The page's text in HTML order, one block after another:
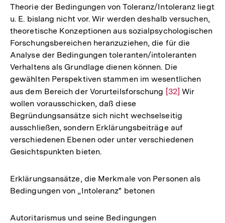
Theorie der Bedingungen von Toleranz/Intoleranz liegt
u. E. bislang nicht vor. Wir werden deshalb versuchen,
theoretische Konzeptionen aus sozialpsychologischen
Forschungsbereichen heranzuziehen, die für die
Analyse der Bedingungen toleranten/intoleranten
Verhaltens als Grundlage dienen können. Die
gewählten Perspektiven stammen im wesentlichen
aus dem Bereich der Vorurteilsforschung Zur
der
Fußnote
[32] Wir
wollen vorausschicken, daß diese
Begründungsansätze sich nicht wechselseitig
ausschließen, sondern Erklärungsbeiträge auf
verschiedenen Ebenen oder unter verschiedenen
Gesichtspunkten bieten.
Erklärungsansätze, die Merkmale von Personen als
Bedingungen von „Intoleranz" betonen
Autoritarismus und seine Bedingungen